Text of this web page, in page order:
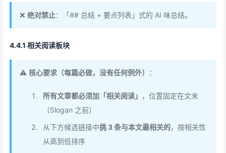
❌ 绝对禁止：「## 总结 + 要点列表」式的 AI 味总结。
4.4.1 相关阅读板块
⚠️ 核心要求（每篇必做，没有任何例外） ：
所有文章都必须加「相关阅读」 ，位置固定在文末
（Slogan 之前）
从下方候选链接中挑 3 条与本文最相关的，按相关性
从高到低排序